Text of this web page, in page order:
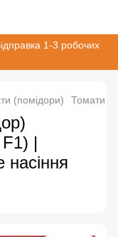
1-3 робочих
(помідори) Томати
|
насіння